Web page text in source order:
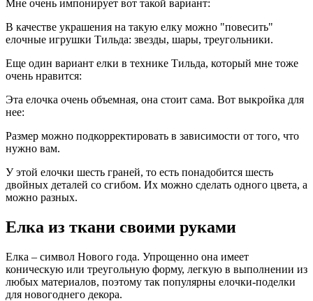
Мне очень импонирует вот такой вариант:
В качестве украшения на такую елку можно "повесить"
елочные игрушки Тильда: звезды, шары, треугольники.
Еще один вариант елки в технике Тильда, который мне тоже
очень нравится:
Эта елочка очень объемная, она стоит сама. Вот выкройка для
нее:
Размер можно подкорректировать в зависимости от того, что
нужно вам.
У этой елочки шесть граней, то есть понадобится шесть
двойных деталей со сгибом. Их можно сделать одного цвета, а
можно разных.
Елка из ткани своими руками
Елка – символ Нового года. Упрощенно она имеет
коническую или треугольную форму, легкую в выполнении из
любых материалов, поэтому так популярны елочки-поделки
для новогоднего декора.